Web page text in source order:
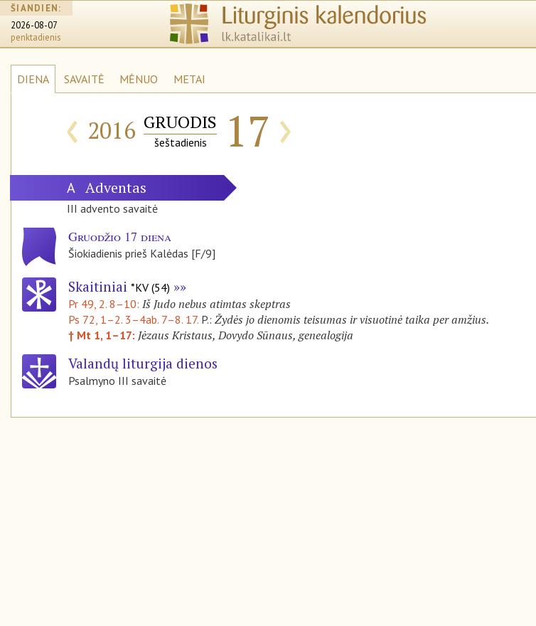
ŠIANDIEN:
2026-08-07
penktadienis
DIENA SAVAITĖ MĖNUO METAI
‹ 2016 GRUODIS
šeštadienis 17 ›
A Adventas
III advento savaitė
Gruodžio 17 diena
Šiokiadienis prieš Kalėdas [F/9]
Skaitiniai *KV (54)
Pr 49, 2. 8–10: Iš Judo nebus atimtas skeptras
Ps 72, 1–2. 3–4ab. 7–8. 17. P.: Žydės jo dienomis teisumas ir visuotinė taika per amžius.
† Mt 1, 1–17: Jėzaus Kristaus, Dovydo Sūnaus, genealogija
Valandų liturgija dienos
Psalmyno III savaitė